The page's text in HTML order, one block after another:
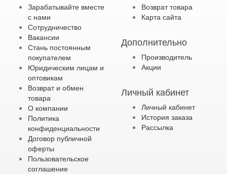
Зарабатывайте вместе
с нами
Сотрудничество
Вакансии
Стань постоянным
покупателем
Юридическим лицам и
оптовикам
Возврат и обмен
товара
О компании
Политика
конфиденциальности
Договор публичной
оферты
Пользовательское
соглашение
Возврат товара
Карта сайта
Дополнительно
Производитель
Акции
Личный кабинет
Личный кабинет
История заказа
Рассылка